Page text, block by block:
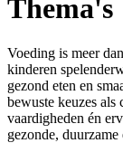
Thema's
Voeding is meer
kinderen
gezond eten en
bewuste keuzes als
vaardigheden én
gezonde,